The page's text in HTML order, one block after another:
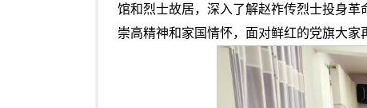
馆和烈士故居，深入了解赵祚传烈士投身
崇高精神和家国情怀，面对鲜红的党旗大家